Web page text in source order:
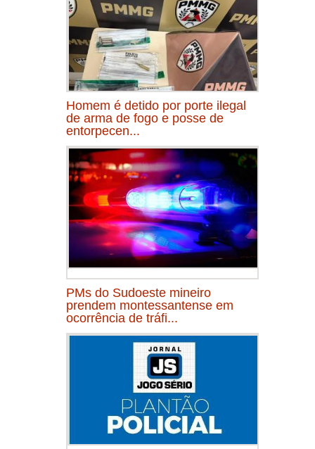
Homem é detido por porte ilegal
de arma de fogo e posse de
entorpecen...
PMs do Sudoeste mineiro
prendem montessantense em
ocorrência de tráfi...